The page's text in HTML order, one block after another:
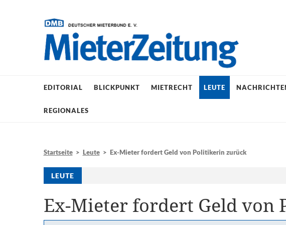
EDITORIAL BLICKPUNKT MIETRECHT LEUTE
REGIONALES
Startseite> Leute> Ex-Mieter fordert Geld von Politikerin zurück
LEUTE
Ex-Mieter fordert Geld